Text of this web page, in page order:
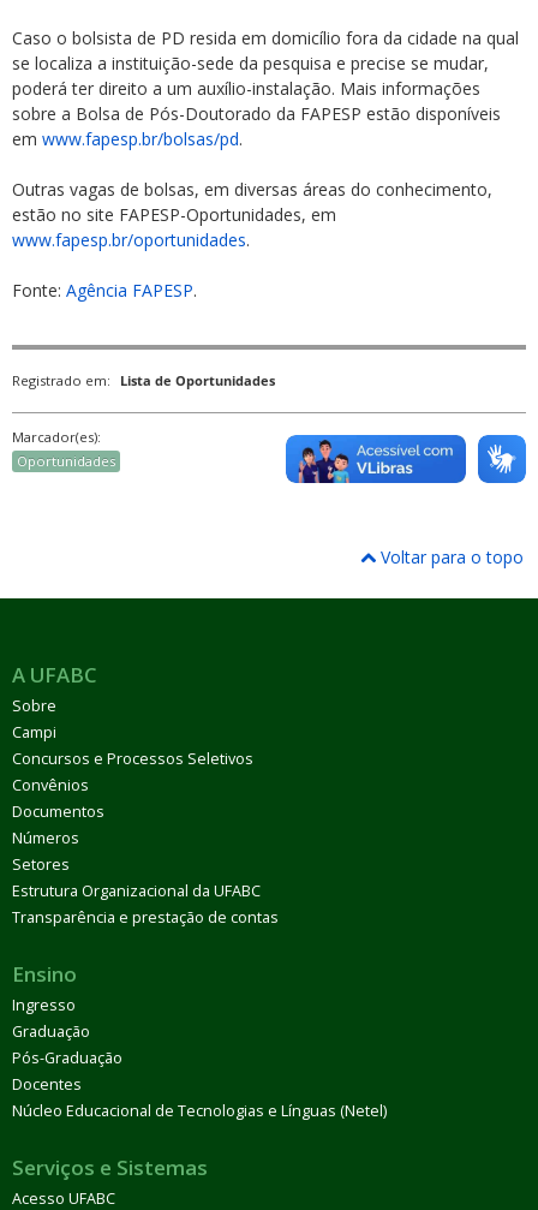
Caso o bolsista de PD resida em domicílio fora da cidade na qual
se localiza a instituição-sede da pesquisa e precise se mudar,
poderá ter direito a um auxílio-instalação. Mais informações
sobre a Bolsa de Pós-Doutorado da FAPESP estão disponíveis
em www.fapesp.br/bolsas/pd.
Outras vagas de bolsas, em diversas áreas do conhecimento,
estão no site FAPESP-Oportunidades, em
www.fapesp.br/oportunidades.
Fonte: Agência FAPESP.
Registrado em: Lista de Oportunidades
Marcador(es):
Oportunidades
Voltar para o topo
A UFABC
Sobre
Campi
Concursos e Processos Seletivos
Convênios
Documentos
Números
Setores
Estrutura Organizacional da UFABC
Transparência e prestação de contas
Ensino
Ingresso
Graduação
Pós-Graduação
Docentes
Núcleo Educacional de Tecnologias e Línguas (Netel)
Serviços e Sistemas
Acesso UFABC